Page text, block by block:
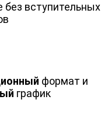
без вступительных
формат и
график